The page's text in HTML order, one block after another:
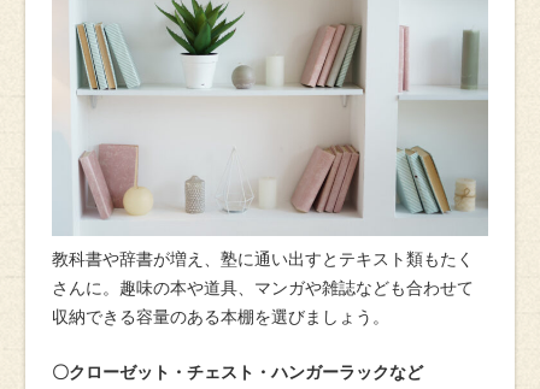
教科書や辞書が増え、塾に通い出すとテキスト類もたく
さんに。趣味の本や道具、マンガや雑誌なども合わせて
収納できる容量のある本棚を選びましょう。
〇クローゼット・チェスト・ハンガーラックなど